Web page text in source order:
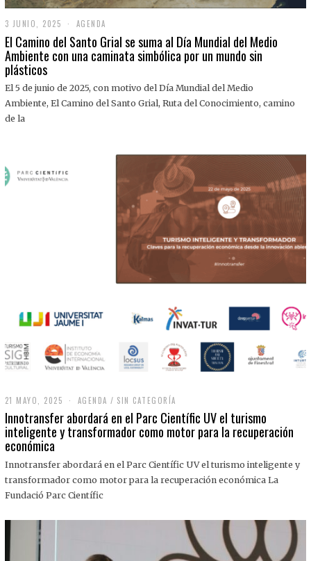
3 JUNIO, 2025
J
U
N
,
0
AGENDA
El Camino del Santo Grial se suma al Día Mundial del Medio
Ambiente con una caminata simbólica por un mundo sin
plásticos
El 5 de junio de 2025, con motivo del Día Mundial del Medio
Ambiente, El Camino del Santo Grial, Ruta del Conocimiento, camino
de la
21 MAYO, 2025
M
A
Y
,
0
2
AGENDA / SIN CATEGORÍA
Innotransfer abordará en el Parc Científic UV el turismo
inteligente y transformador como motor para la recuperación
económica
Innotransfer abordará en el Parc Científic UV el turismo inteligente y
transformador como motor para la recuperación económica La
Fundació Parc Científic